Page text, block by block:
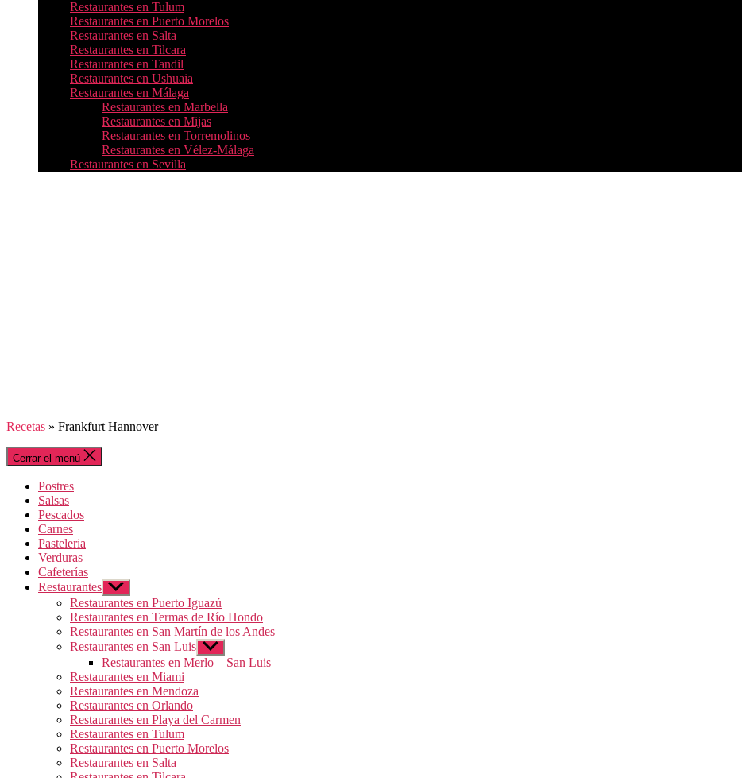
Restaurantes en Tulum
Restaurantes en Puerto Morelos
Restaurantes en Salta
Restaurantes en Tilcara
Restaurantes en Tandil
Restaurantes en Ushuaia
Restaurantes en Málaga
Restaurantes en Marbella
Restaurantes en Mijas
Restaurantes en Torremolinos
Restaurantes en Vélez-Málaga
Restaurantes en Sevilla
Recetas » Frankfurt Hannover
Cerrar el menú
Postres
Salsas
Pescados
Carnes
Pasteleria
Verduras
Cafeterías
Restaurantes Mostrar
el
submenú
Restaurantes en Puerto Iguazú
Restaurantes en Termas de Río Hondo
Restaurantes en San Martín de los Andes
Restaurantes en San Luis Mostrar
el
submenú
Restaurantes en Merlo – San Luis
Restaurantes en Miami
Restaurantes en Mendoza
Restaurantes en Orlando
Restaurantes en Playa del Carmen
Restaurantes en Tulum
Restaurantes en Puerto Morelos
Restaurantes en Salta